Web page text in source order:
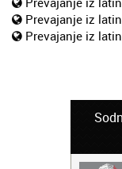
Prevajanje iz
Prevajanje iz